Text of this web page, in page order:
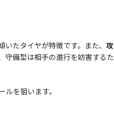
たタイヤが特徴です。また、 攻
守備型は相手の進行を妨害するた
を狙います。